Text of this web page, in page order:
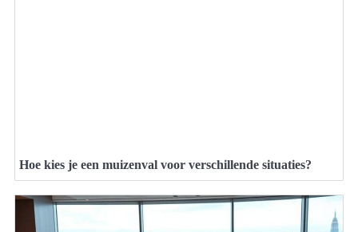
Hoe kies je een muizenval voor verschillende situaties?